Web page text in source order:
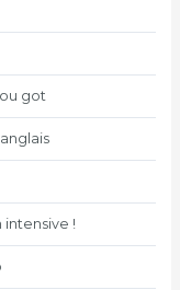
got
intensive !